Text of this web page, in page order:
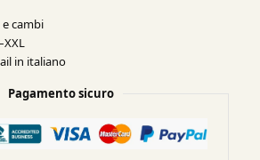
cambi
in italiano
Pagamento sicuro